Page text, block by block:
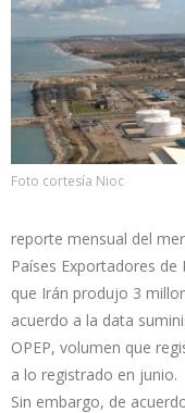
Foto cortesía Nioc
reporte mensual del
Países Exportadores
que Irán produjo 3
acuerdo a la data
OPEP, volumen que
a lo registrado en junio.
Sin embargo, de